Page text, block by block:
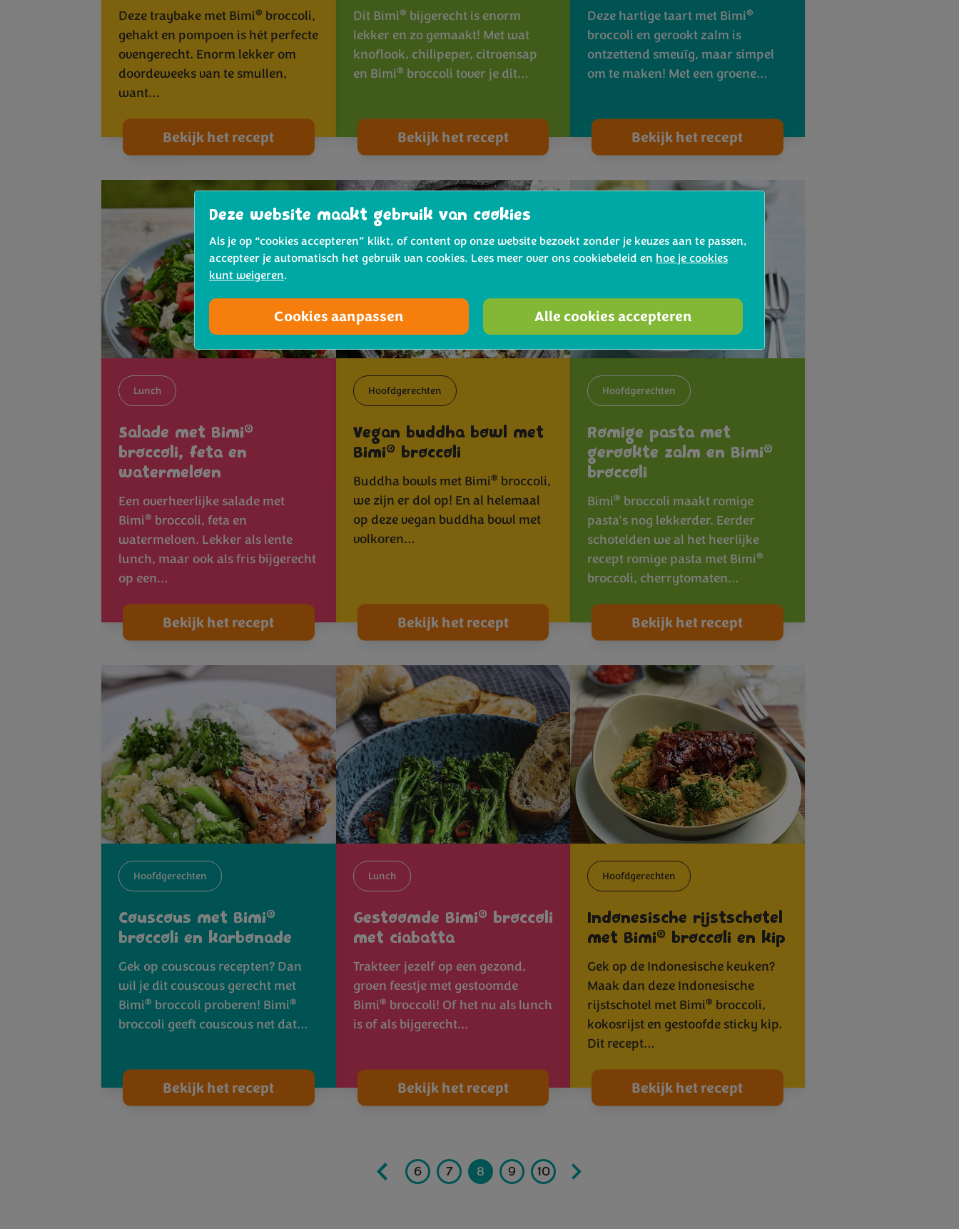
Deze traybake met Bimi® broccoli,
gehakt en pompoen is hét perfecte
ovengerecht. Enorm lekker om
doordeweeks van te smullen,
want…
Bekijk het recept
Dit Bimi® bijgerecht is enorm
lekker en zo gemaakt! Met wat
knoflook, chilipeper, citroensap
en Bimi® broccoli tover je dit…
Bekijk het recept
Deze hartige taart met Bimi®
broccoli en gerookt zalm is
ontzettend smeuïg, maar simpel
om te maken! Met een groene…
Bekijk het recept
Lunch
Salade met Bimi®
broccoli, feta en
watermeloen
Een overheerlijke salade met
Bimi® broccoli, feta en
watermeloen. Lekker als lente
lunch, maar ook als fris bijgerecht
op een…
Bekijk het recept
Hoofdgerechten
Vegan buddha bowl met
Bimi® broccoli
Buddha bowls met Bimi® broccoli,
we zijn er dol op! En al helemaal
op deze vegan buddha bowl met
volkoren…
Bekijk het recept
Hoofdgerechten
Romige pasta met
gerookte zalm en Bimi®
broccoli
Bimi® broccoli maakt romige
pasta's nog lekkerder. Eerder
schotelden we al het heerlijke
recept romige pasta met Bimi®
broccoli, cherrytomaten…
Bekijk het recept
Hoofdgerechten
Couscous met Bimi®
broccoli en karbonade
Gek op couscous recepten? Dan
wil je dit couscous gerecht met
Bimi® broccoli proberen! Bimi®
broccoli geeft couscous net dat…
Bekijk het recept
Lunch
Gestoomde Bimi® broccoli
met ciabatta
Trakteer jezelf op een gezond,
groen feestje met gestoomde
Bimi® broccoli! Of het nu als lunch
is of als bijgerecht…
Bekijk het recept
Hoofdgerechten
Indonesische rijstschotel
met Bimi® broccoli en kip
Gek op de Indonesische keuken?
Maak dan deze Indonesische
rijstschotel met Bimi® broccoli,
kokosrijst en gestoofde sticky kip.
Dit recept…
Bekijk het recept
5 6 7 8 9 10 11
Deze website maakt gebruik van cookies
Als je op “cookies accepteren” klikt, of content op onze website bezoekt zonder je keuzes aan te passen,
accepteer je automatisch het gebruik van cookies. Lees meer over ons cookiebeleid en hoe je cookies
kunt weigeren.
Cookies aanpassen Alle cookies accepteren